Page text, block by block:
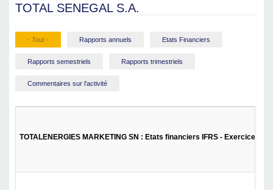
TOTAL SENEGAL S.A.
- Tout - Rapports annuels Etats Financiers
Rapports semestriels Rapports trimestriels
Commentaires sur l'activité
TOTALENERGIES MARKETING SN : Etats financiers IFRS - Exercice